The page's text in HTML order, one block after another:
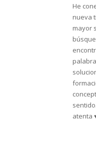
He
nueva
mayor
atenta